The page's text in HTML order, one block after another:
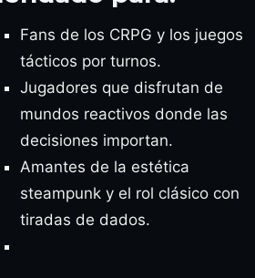
Fans de los CRPG y los juegos
tácticos por turnos.
Jugadores que disfrutan de
mundos reactivos donde las
decisiones importan.
Amantes de la estética
steampunk y el rol clásico con
tiradas de dados.